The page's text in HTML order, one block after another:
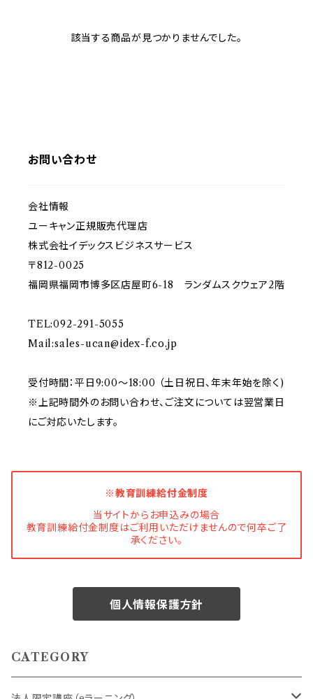
該当する商品が見つかりませんでした。
お問い合わせ
会社情報
ユーキャン正規販売代理店
株式会社イデックスビジネスサービス
〒812-0025
福岡県福岡市博多区店屋町6-18 ランダムスクウェア2階
TEL:092-291-5055
Mail:sales-ucan@idex-f.co.jp
受付時間：平日9:00～18:00 （土日祝日、年末年始を除く)
※上記時間外のお問い合わせ、ご注文については翌営業日
にご対応いたします。
※教育訓練給付金制度
当サイトからお申込みの場合
教育訓練給付金制度はご利用いただけませんので何卒ご了
承ください。
個人情報保護方針
CATEGORY